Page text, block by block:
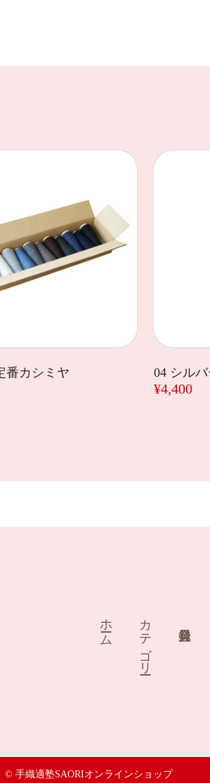
番カシミヤ 04 シル
¥4,400
ホーム カテゴリー
© 手織適塾SAORIオンラインショップ